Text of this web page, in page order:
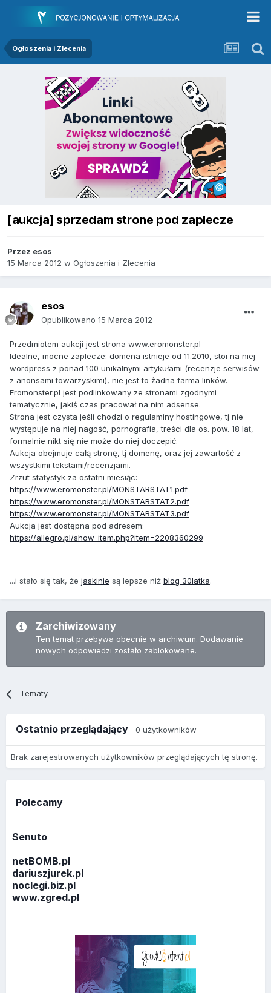
Ogłoszenia i Zlecenia
[aukcja] sprzedam strone pod zaplecze
Przez esos
15 Marca 2012 w Ogłoszenia i Zlecenia
esos
Opublikowano 15 Marca 2012
Przedmiotem aukcji jest strona www.eromonster.pl
Idealne, mocne zaplecze: domena istnieje od 11.2010, stoi na niej
wordpress z ponad 100 unikalnymi artykułami (recenzje serwisów
z anonsami towarzyskimi), nie jest to żadna farma linków.
Eromonster.pl jest podlinkowany ze stronami zgodnymi
tematycznie, jakiś czas pracował na nim adsense.
Strona jest czysta jeśli chodzi o regulaminy hostingowe, tj nie
występuje na niej nagość, pornografia, treści dla os. pow. 18 lat,
formalnie nikt się nie może do niej doczepić.
Aukcja obejmuje całą stronę, tj domenę, oraz jej zawartość z
wszystkimi tekstami/recenzjami.
Zrzut statystyk za ostatni miesiąc:
https://www.eromonster.pl/MONSTARSTAT1.pdf
https://www.eromonster.pl/MONSTARSTAT2.pdf
https://www.eromonster.pl/MONSTARSTAT3.pdf
Aukcja jest dostępna pod adresem:
https://allegro.pl/show_item.php?item=2208360299
...i stało się tak, że jaskinie są lepsze niż blog 30latka.
Zarchiwizowany
Ten temat przebywa obecnie w archiwum. Dodawanie
nowych odpowiedzi zostało zablokowane.
Tematy
Ostatnio przeglądający 0 użytkowników
Brak zarejestrowanych użytkowników przeglądających tę stronę.
Polecamy
Senuto
netBOMB.pl
dariuszjurek.pl
noclegi.biz.pl
www.zgred.pl